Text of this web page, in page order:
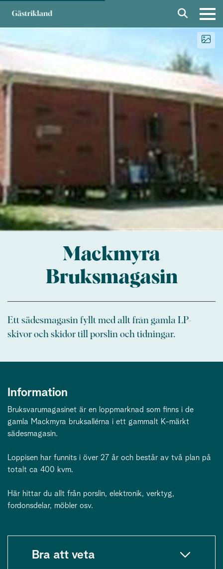
Mackmyra
Bruksmagasin
Ett sädesmagasin fyllt med allt från gamla LP-
skivor och skidor till porslin och tidningar.
Information
Bruksvarumagasinet är en loppmarknad som finns i de
gamla Mackmyra bruksallérna i ett gammalt K-märkt
sädesmagasin.
Loppisen har funnits i över 27 år och består av två plan på
totalt ca 400 kvm.
Här hittar du allt från porslin, elektronik, verktyg,
fordonsdelar, möbler osv.
Bra att veta